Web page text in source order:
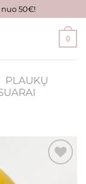
50€!
0
PLAUKŲ